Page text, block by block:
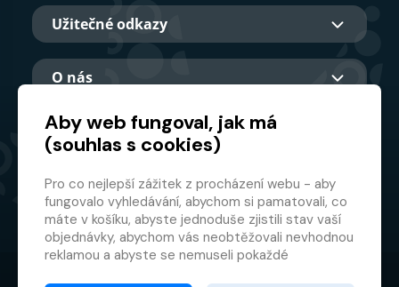
Užitečné odkazy
O nás
Hlavní partner
Aby web fungoval, jak má
(souhlas s cookies)
Pro co nejlepší zážitek z procházení webu - aby
fungovalo vyhledávání, abychom si pamatovali, co
máte v košíku, abyste jednoduše zjistili stav vaší
objednávky, abychom vás neobtěžovali nevhodnou
reklamou a abyste se nemuseli pokaždé